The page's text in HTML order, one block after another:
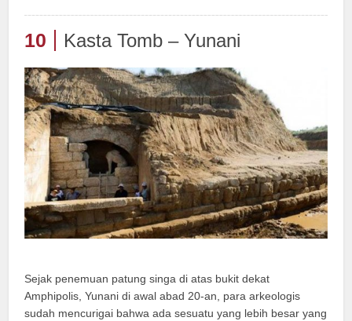
10 Kasta Tomb – Yunani
Sejak penemuan patung singa di atas bukit dekat
Amphipolis, Yunani di awal abad 20-an, para arkeologis
sudah mencurigai bahwa ada sesuatu yang lebih besar yang